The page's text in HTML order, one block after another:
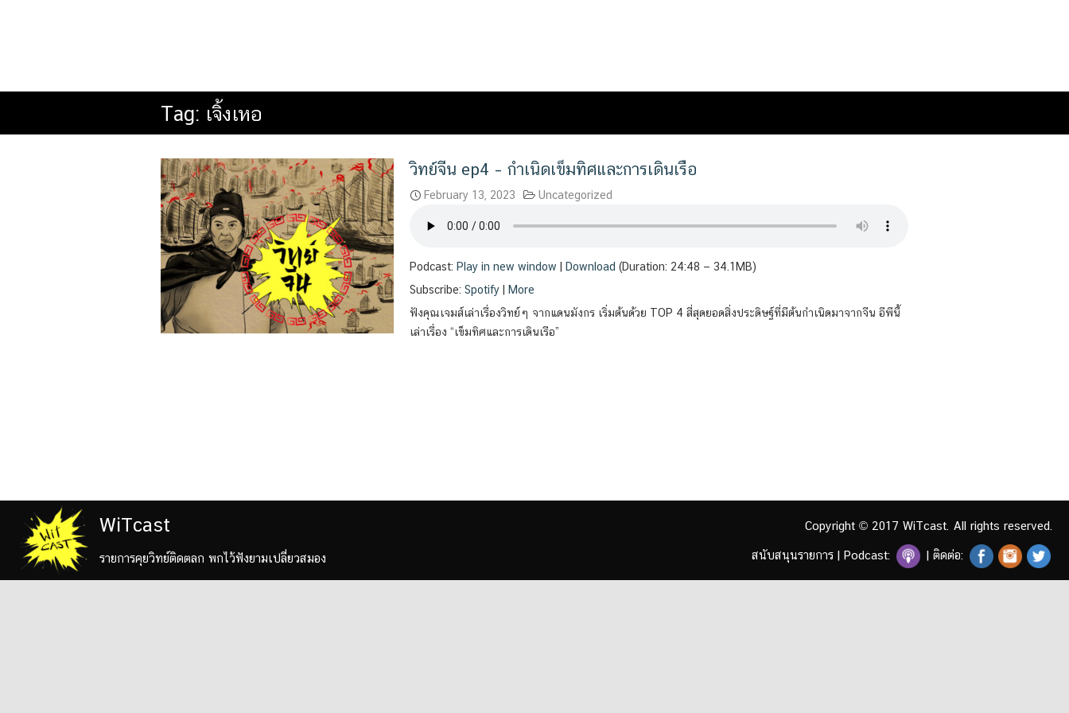
Tag: เจิ้งเหอ
วิทย์จีน ep4 – กำเนิดเข็มทิศและการเดินเรือ
February 13, 2023 Uncategorized
Podcast: Play in new window Download (Duration: 24:48 — 34.1MB)
Subscribe:Spotify
More
ฟังคุณเจมส์เล่าเรื่องวิทย์ๆ จากแดนมังกร เริ่มต้นด้วย TOP 4 สี่สุดยอดสิ่งประดิษฐ์ที่มีต้นกำเนิดมาจากจีน อีพีนี้
เล่าเรื่อง “เข็มทิศและการเดินเรือ”
WiTcast
รายการคุยวิทย์ติดตลก พกไว้ฟังยามเปลี่ยวสมอง
Copyright © 2017 WiTcast. All rights reserved.
สนับสนุนรายการ | Podcast: | ติดต่อ: